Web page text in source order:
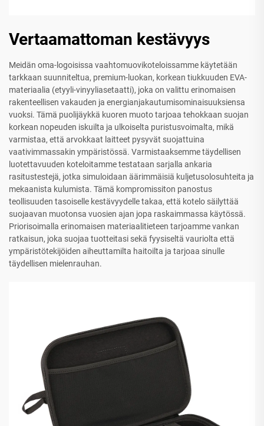
Vertaamattoman kestävyys
Meidän oma-logoisissa vaahtomuovikoteloissamme käytetään
tarkkaan suunniteltua, premium-luokan, korkean tiukkuuden EVA-
materiaalia (etyyli-vinyyliasetaatti), joka on valittu erinomaisen
rakenteellisen vakauden ja energianjakautumisominaisuuksiensa
vuoksi. Tämä puolijäykkä kuoren muoto tarjoaa tehokkaan suojan
korkean nopeuden iskuilta ja ulkoiselta puristusvoimalta, mikä
varmistaa, että arvokkaat laitteet pysyvät suojattuina
vaativimmassakin ympäristössä. Varmistaaksemme täydellisen
luotettavuuden koteloitamme testataan sarjalla ankaria
rasitustestejä, jotka simuloidaan äärimmäisiä kuljetusolosuhteita ja
mekaanista kulumista. Tämä kompromissiton panostus
teollisuuden tasoiselle kestävyydelle takaa, että kotelo säilyttää
suojaavan muotonsa vuosien ajan jopa raskaimmassa käytössä.
Priorisoimalla erinomaisen materiaalitieteen tarjoamme vankan
ratkaisun, joka suojaa tuotteitasi sekä fyysiseltä vauriolta että
ympäristötekijöiden aiheuttamilta haitoilta ja tarjoaa sinulle
täydellisen mielenrauhan.